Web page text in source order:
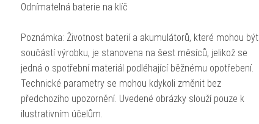
Odnímatelná baterie na klíč
Poznámka: Životnost baterií a akumulátorů, které mohou být
součástí výrobku, je stanovena na šest měsíců, jelikož se
jedná o spotřební materiál podléhající běžnému opotřebení.
Technické parametry se mohou kdykoli změnit bez
předchozího upozornění. Uvedené obrázky slouží pouze k
ilustrativním účelům.